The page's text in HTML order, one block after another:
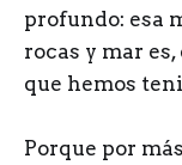
profundo: esa
rocas y mar
que hemos
Porque por